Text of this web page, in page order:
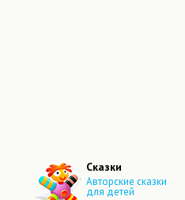
Сказки
Авторские сказки
для детей